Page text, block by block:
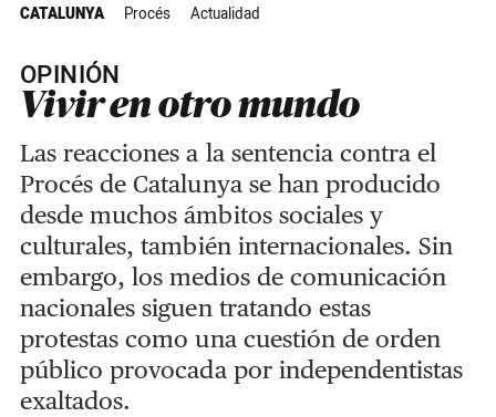
CATALUNYA Procés Actualidad
OPINIÓN
Vivir en otro mundo
Las reacciones a la sentencia contra el
Procés de Catalunya se han producido
desde muchos ámbitos sociales y
culturales, también internacionales. Sin
embargo, los medios de comunicación
nacionales siguen tratando estas
protestas como una cuestión de orden
público provocada por independentistas
exaltados.